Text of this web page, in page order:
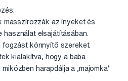
masszírozzák az ínyeket és
használat elsajátításában.
fogzást könnyítő szereket.
kialakítva, hogy a baba
harapdálja a ‚majomka‘